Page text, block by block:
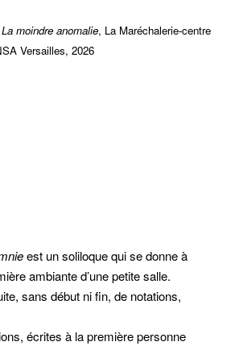
La moindre anomalie, La Maréchalerie-centre
Versailles, 2026
est un soliloque qui se donne à
ambiante d’une petite salle.
sans début ni fin, de notations,
écrites à la première personne